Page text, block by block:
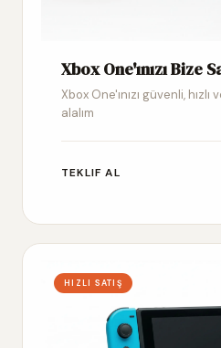
Xbox One'ınızı Bize
Xbox One'ınızı güvenli,
alalım
TEKLIF AL
HIZLI SATIŞ